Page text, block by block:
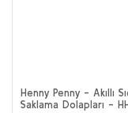
Henny Penny - Akıllı
Saklama Dolapları -